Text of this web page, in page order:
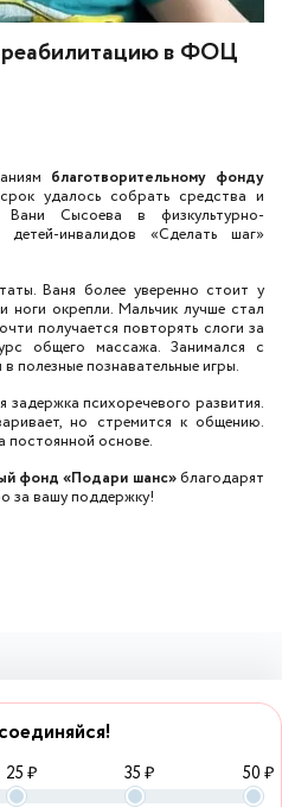
в ФОЦ
благотворительному фонду
удалось собрать средства и
Сысоева в физкультурно-
инвалидов «Сделать шаг»
Ваня более уверенно стоит у
ноги окрепли. Мальчик лучше стал
получается повторять слоги за
общего массажа. Занимался с
полезные познавательные игры.
задержка психоречевого развития.
но стремится к общению.
постоянной основе.
фонд «Подари шанс»благодарят
за вашу поддержку!
25 ₽ 35 ₽ 50 ₽